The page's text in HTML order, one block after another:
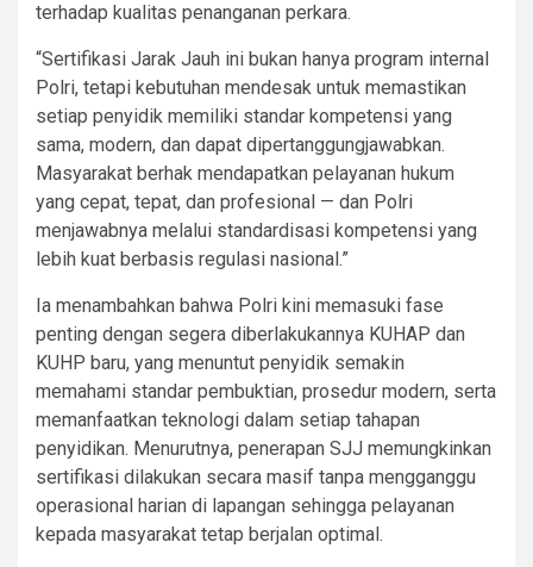
terhadap kualitas penanganan perkara.
“Sertifikasi Jarak Jauh ini bukan hanya program internal
Polri, tetapi kebutuhan mendesak untuk memastikan
setiap penyidik memiliki standar kompetensi yang
sama, modern, dan dapat dipertanggungjawabkan.
Masyarakat berhak mendapatkan pelayanan hukum
yang cepat, tepat, dan profesional — dan Polri
menjawabnya melalui standardisasi kompetensi yang
lebih kuat berbasis regulasi nasional.”
Ia menambahkan bahwa Polri kini memasuki fase
penting dengan segera diberlakukannya KUHAP dan
KUHP baru, yang menuntut penyidik semakin
memahami standar pembuktian, prosedur modern, serta
memanfaatkan teknologi dalam setiap tahapan
penyidikan. Menurutnya, penerapan SJJ memungkinkan
sertifikasi dilakukan secara masif tanpa mengganggu
operasional harian di lapangan sehingga pelayanan
kepada masyarakat tetap berjalan optimal.